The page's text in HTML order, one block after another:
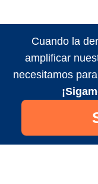
Cuando la
amplificar
necesitamos